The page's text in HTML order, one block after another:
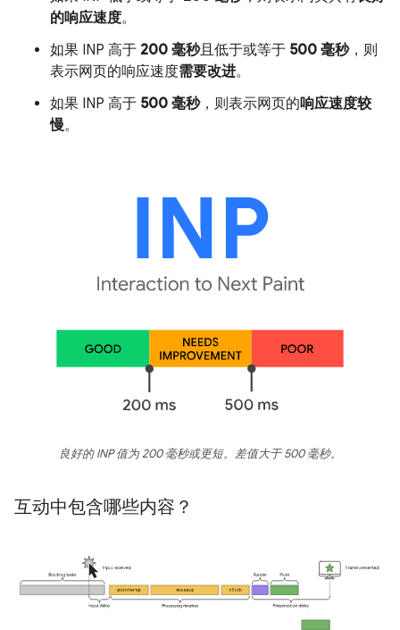
的响应速度。
如果 INP 高于 200 毫秒且低于或等于 500 毫秒，则
表示网页的响应速度需要改进。
如果 INP 高于 500 毫秒，则表示网页的响应速度较
慢。
良好的 INP 值为 200 毫秒或更短。差值大于 500 毫秒。
互动中包含哪些内容？